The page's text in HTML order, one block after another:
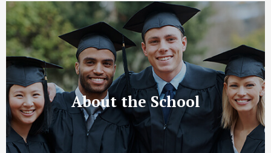
About the School